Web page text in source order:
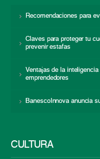
Recomendaciones para
Claves para proteger tu
prevenir estafas
Ventajas de la
emprendedores
BanescoInnova anuncia
CULTURA